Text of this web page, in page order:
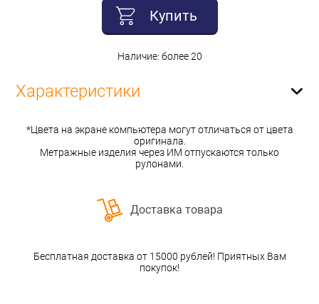
Купить
Наличие: более 20
Характеристики
*Цвета на экране компьютера могут отличаться от цвета
оригинала.
Метражные изделия через ИМ отпускаются только
рулонами.
Доставка товара
Бесплатная доставка от 15000 рублей! Приятных Вам
покупок!